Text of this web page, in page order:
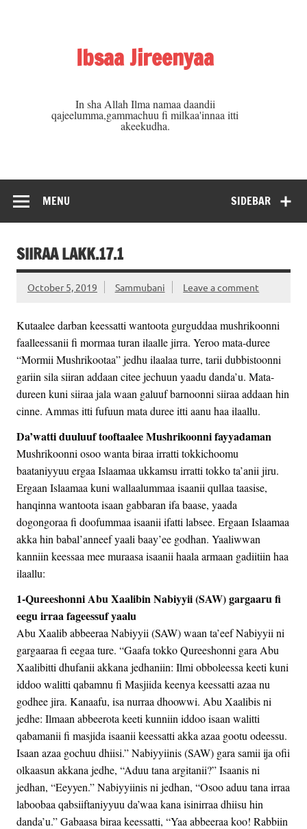
Ibsaa Jireenyaa
In sha Allah Ilma namaa daandii
qajeelumma,gammachuu fi milkaa'innaa itti
akeekudha.
SIDEBAR
MENU
SIIRAA LAKK.17.1
October 5, 2019 Sammubani Leave a comment
Kutaalee darban keessatti wantoota gurguddaa mushrikoonni
faalleessanii fi mormaa turan ilaalle jirra. Yeroo mata-duree
“Mormii Mushrikootaa” jedhu ilaalaa turre, tarii dubbistoonni
gariin sila siiran addaan citee jechuun yaadu danda’u. Mata-
dureen kuni siiraa jala waan galuuf barnoonni siiraa addaan hin
cinne. Ammas itti fufuun mata duree itti aanu haa ilaallu.
Da’watti duuluuf tooftaalee Mushrikoonni fayyadaman
Mushrikoonni osoo wanta biraa irratti tokkichoomu
baataniyyuu ergaa Islaamaa ukkamsu irratti tokko ta’anii jiru.
Ergaan Islaamaa kuni wallaalummaa isaanii qullaa taasise,
hanqinna wantoota isaan gabbaran ifa baase, yaada
dogongoraa fi doofummaa isaanii ifatti labsee. Ergaan Islaamaa
akka hin babal’anneef yaali baay’ee godhan. Yaaliwwan
kanniin keessaa mee muraasa isaanii haala armaan gadiitiin haa
ilaallu:
1-Qureeshonni Abu Xaalibin Nabiyyii (SAW) gargaaru fi
eegu irraa fageessuf yaalu
Abu Xaalib abbeeraa Nabiyyii (SAW) waan ta’eef Nabiyyii ni
gargaaraa fi eegaa ture. “Gaafa tokko Qureeshonni gara Abu
Xaalibitti dhufanii akkana jedhaniin: Ilmi obboleessa keeti kuni
iddoo walitti qabamnu fi Masjiida keenya keessatti azaa nu
godhee jira. Kanaafu, isa nurraa dhoowwi. Abu Xaalibis ni
jedhe: Ilmaan abbeerota keeti kunniin iddoo isaan walitti
qabamanii fi masjida isaanii keessatti akka azaa gootu odeessu.
Isaan azaa gochuu dhiisi.” Nabiyyiinis (SAW) gara samii ija ofii
olkaasun akkana jedhe, “Aduu tana argitanii?” Isaanis ni
jedhan, “Eeyyen.” Nabiyyiinis ni jedhan, “Osoo aduu tana irraa
laboobaa qabsiiftaniyyuu da’waa kana isinirraa dhiisu hin
danda’u.” Gabaasa biraa keessatti, “Yaa abbeeraa koo! Rabbiin